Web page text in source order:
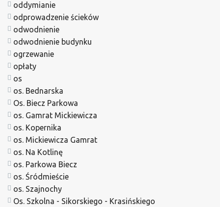
oddymianie
odprowadzenie ścieków
odwodnienie
odwodnienie budynku
ogrzewanie
opłaty
os
os. Bednarska
Os. Biecz Parkowa
os. Gamrat Mickiewicza
os. Kopernika
os. Mickiewicza Gamrat
os. Na Kotlinę
os. Parkowa Biecz
os. Śródmieście
os. Szajnochy
Os. Szkolna - Sikorskiego - Krasińskiego